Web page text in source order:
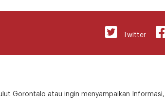
Twitter
Gorontalo atau ingin menyampaikan